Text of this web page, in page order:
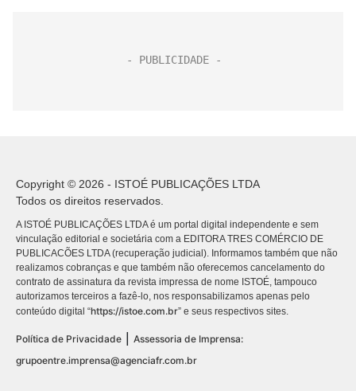
Copyright © 2026 - ISTOÉ PUBLICAÇÕES LTDA
Todos os direitos reservados.
A ISTOÉ PUBLICAÇÕES LTDA é um portal digital independente e sem
vinculação editorial e societária com a EDITORA TRES COMÉRCIO DE
PUBLICACÕES LTDA (recuperação judicial). Informamos também que não
realizamos cobranças e que também não oferecemos cancelamento do
contrato de assinatura da revista impressa de nome ISTOÉ, tampouco
autorizamos terceiros a fazê-lo, nos responsabilizamos apenas pelo
conteúdo digital “https://istoe.com.br” e seus respectivos sites.
Política de Privacidade | Assessoria de Imprensa:
grupoentre.imprensa@agenciafr.com.br